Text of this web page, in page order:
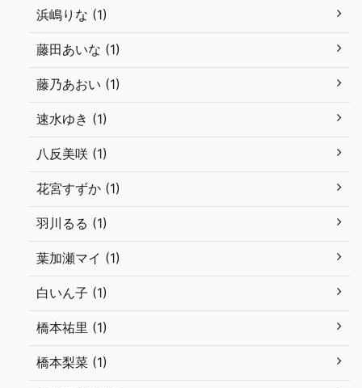
浜嶋りな (1)
藤田あいな (1)
藤乃あおい (1)
速水ゆき (1)
八反美咲 (1)
花宮すずか (1)
羽川るる (1)
葉加瀬マイ (1)
白いん子 (1)
橋本祐里 (1)
橋本梨菜 (1)